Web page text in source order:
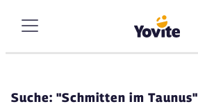
Suche: "Schmitten im Taunus"